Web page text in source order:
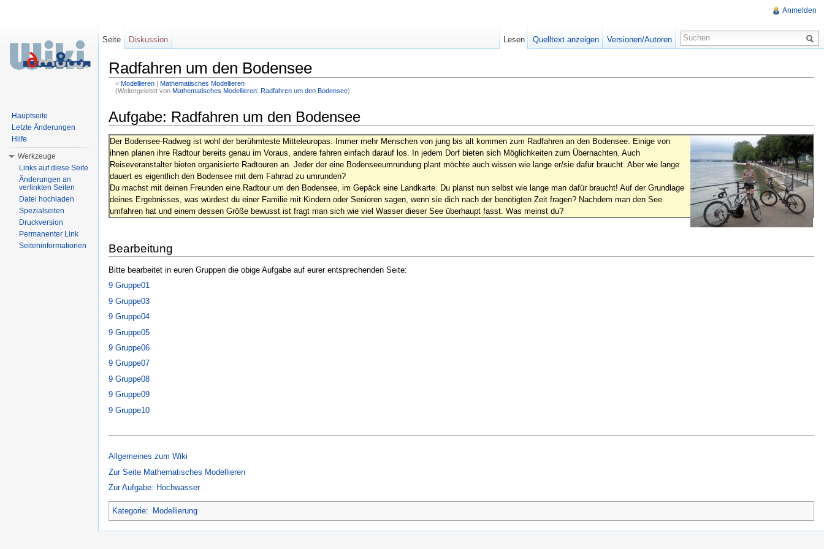
Radfahren um den Bodensee
< Modellieren‎ | Mathematisches Modellieren
(Weitergeleitet von Mathematisches Modellieren: Radfahren um den Bodensee)
Aufgabe: Radfahren um den Bodensee
Der Bodensee-Radweg ist wohl der berühmteste Mitteleuropas. Immer mehr Menschen von jung bis alt kommen zum Radfahren an den Bodensee. Einige von
ihnen planen ihre Radtour bereits genau im Voraus, andere fahren einfach darauf los. In jedem Dorf bieten sich Möglichkeiten zum Übernachten. Auch
Reiseveranstalter bieten organisierte Radtouren an. Jeder der eine Bodenseeumrundung plant möchte auch wissen wie lange er/sie dafür braucht. Aber wie lange
dauert es eigentlich den Bodensee mit dem Fahrrad zu umrunden?
Du machst mit deinen Freunden eine Radtour um den Bodensee, im Gepäck eine Landkarte. Du planst nun selbst wie lange man dafür braucht! Auf der Grundlage
deines Ergebnisses, was würdest du einer Familie mit Kindern oder Senioren sagen, wenn sie dich nach der benötigten Zeit fragen? Nachdem man den See
umfahren hat und einem dessen Größe bewusst ist fragt man sich wie viel Wasser dieser See überhaupt fasst. Was meinst du?
Bearbeitung
Bitte bearbeitet in euren Gruppen die obige Aufgabe auf eurer entsprechenden Seite:
9 Gruppe01
9 Gruppe03
9 Gruppe04
9 Gruppe05
9 Gruppe06
9 Gruppe07
9 Gruppe08
9 Gruppe09
9 Gruppe10
Allgemeines zum Wiki
Zur Seite Mathematisches Modellieren
Zur Aufgabe: Hochwasser
Kategorie: Modellierung
Anmelden
Seite Diskussion Lesen Quelltext anzeigen Versionen/Autoren
Hauptseite
Letzte Änderungen
Hilfe
Werkzeuge
Links auf diese Seite
Änderungen an
verlinkten Seiten
Datei hochladen
Spezialseiten
Druckversion
Permanenter Link
Seiteninformationen